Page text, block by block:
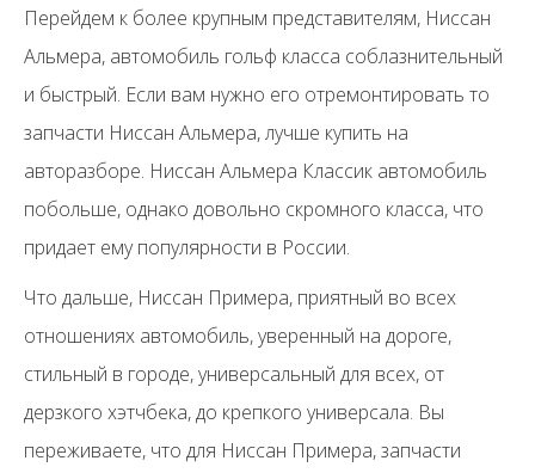
Перейдем к более крупным представителям, Ниссан
Альмера, автомобиль гольф класса соблазнительный
и быстрый. Если вам нужно его отремонтировать то
запчасти Ниссан Альмера, лучше купить на
авторазборе. Ниссан Альмера Классик автомобиль
побольше, однако довольно скромного класса, что
придает ему популярности в России.
Что дальше, Ниссан Примера, приятный во всех
отношениях автомобиль, уверенный на дороге,
стильный в городе, универсальный для всех, от
дерзкого хэтчбека, до крепкого универсала. Вы
переживаете, что для Ниссан Примера, запчасти